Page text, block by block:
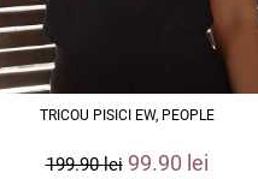
TRICOU PISICI EW, PEOPLE
199.90lei 99.90 lei